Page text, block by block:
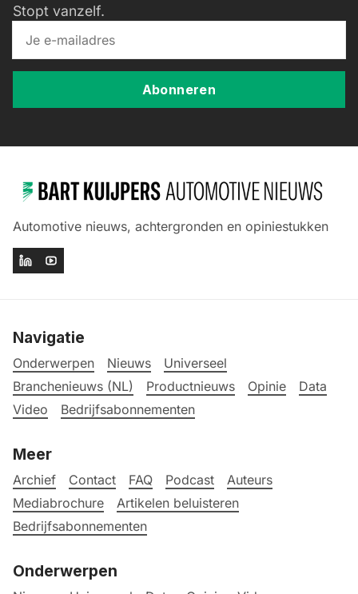
Stopt vanzelf.
Abonneren
Automotive nieuws, achtergronden en opiniestukken
Navigatie
Onderwerpen Nieuws
Universeel
Branchenieuws (NL)
Productnieuws Opinie
Data
Video
Bedrijfsabonnementen
Meer
Archief Contact FAQ Podcast
Auteurs
Mediabrochure
Artikelen beluisteren
Bedrijfsabonnementen
Onderwerpen